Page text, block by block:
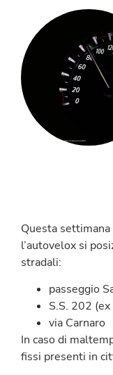
Questa
l’autovelox si
stradali:
passeggio
S.S. 202
via Carnaro
In caso di
fissi presenti in